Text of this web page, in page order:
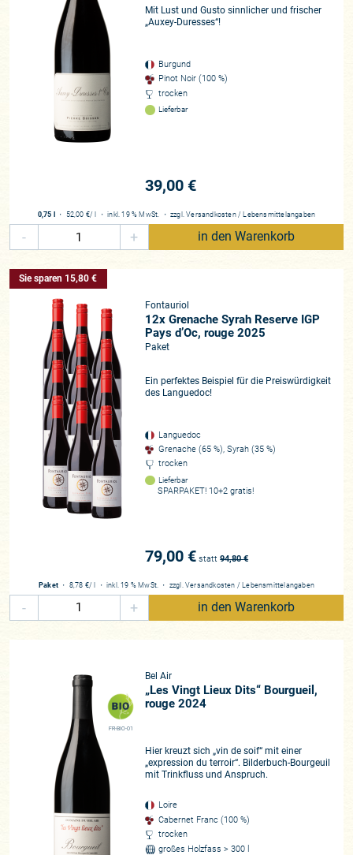
Mit Lust und Gusto sinnlicher und frischer
„Auxey-Duresses“!
Burgund
Pinot Noir (100 %)
trocken
Lieferbar
39,00 €
0,75 l ・ 52,00 €/ l ・inkl. 19 % MwSt. ・ zzgl.Versandkosten / Lebensmittelangaben
- + in den Warenkorb
Sie sparen 15,80 €
Fontauriol
12x Grenache Syrah Reserve IGP
Pays d’Oc, rouge 2025
Paket
Ein perfektes Beispiel für die Preiswürdigkeit
des Languedoc!
Languedoc
Grenache (65 %), Syrah (35 %)
trocken
Lieferbar
SPARPAKET! 10+2 gratis!
79,00 € statt 94,80€
Paket・ 8,78 €/ l ・ inkl. 19 % MwSt. ・ zzgl. Versandkosten / Lebensmittelangaben
- + in den Warenkorb
FR-BIO-01
Bel Air
„Les Vingt Lieux Dits“ Bourgueil,
rouge 2024
Hier kreuzt sich „vin de soif“ mit einer
„expression du terroir“. Bilderbuch-Bourgeuil
mit Trinkfluss und Anspruch.
Loire
Cabernet Franc (100 %)
trocken
großes Holzfass > 300 l